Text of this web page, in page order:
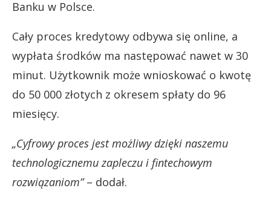
Banku w Polsce.
Cały proces kredytowy odbywa się online, a
wypłata środków ma następować nawet w 30
minut. Użytkownik może wnioskować o kwotę
do 50 000 złotych z okresem spłaty do 96
miesięcy.
„Cyfrowy proces jest możliwy dzięki naszemu
technologicznemu zapleczu i fintechowym
rozwiązaniom”– dodał.